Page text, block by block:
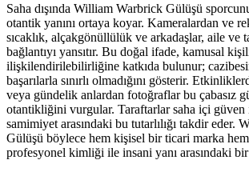
Saha dışında William Warbrick Gülüşü
otantik yanını ortaya koyar. Kameralardan ve
sıcaklık, alçakgönüllülük ve arkadaşlar, aile ve
bağlantıyı yansıtır. Bu doğal ifade, kamusal
ilişkilendirilebilirliğine katkıda bulunur;
başarılarla sınırlı olmadığını gösterir.
veya gündelik anlardan fotoğraflar bu çabasız
otantikliğini vurgular. Taraftarlar saha içi güven
samimiyet arasındaki bu tutarlılığı takdir eder.
Gülüşü böylece hem kişisel bir ticari marka hem
profesyonel kimliği ile insani yanı arasındaki